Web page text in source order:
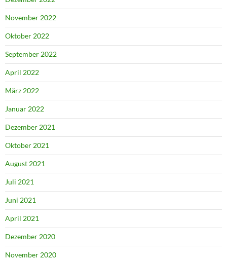
November 2022
Oktober 2022
September 2022
April 2022
März 2022
Januar 2022
Dezember 2021
Oktober 2021
August 2021
Juli 2021
Juni 2021
April 2021
Dezember 2020
November 2020